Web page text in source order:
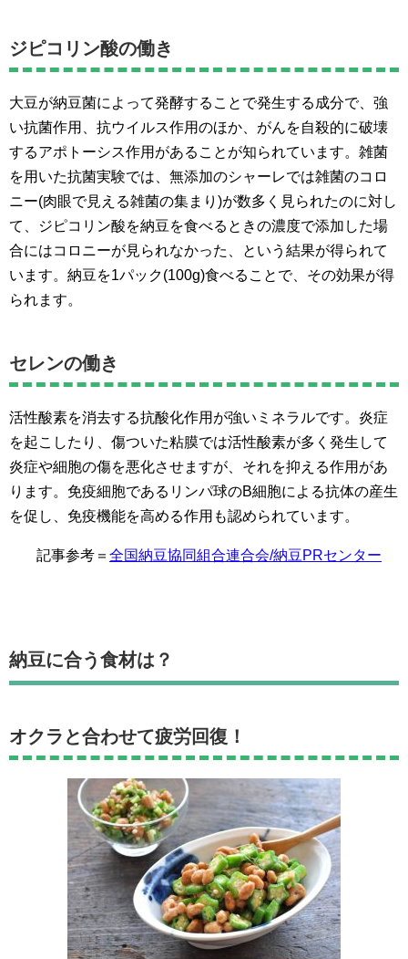
ジピコリン酸の働き
大豆が納豆菌によって発酵することで発生する成分で、強
い抗菌作用、抗ウイルス作用のほか、がんを自殺的に破壊
するアポトーシス作用があることが知られています。雑菌
を用いた抗菌実験では、無添加のシャーレでは雑菌のコロ
ニー(肉眼で見える雑菌の集まり)が数多く見られたのに対し
て、ジピコリン酸を納豆を食べるときの濃度で添加した場
合にはコロニーが見られなかった、という結果が得られて
います。納豆を1パック(100g)食べることで、その効果が得
られます。
セレンの働き
活性酸素を消去する抗酸化作用が強いミネラルです。炎症
を起こしたり、傷ついた粘膜では活性酸素が多く発生して
炎症や細胞の傷を悪化させますが、それを抑える作用があ
ります。免疫細胞であるリンパ球のB細胞による抗体の産生
を促し、免疫機能を高める作用も認められています。
記事参考＝ 全国納豆協同組合連合会/納豆PRセンター
納豆に合う食材は？
オクラと合わせて疲労回復！